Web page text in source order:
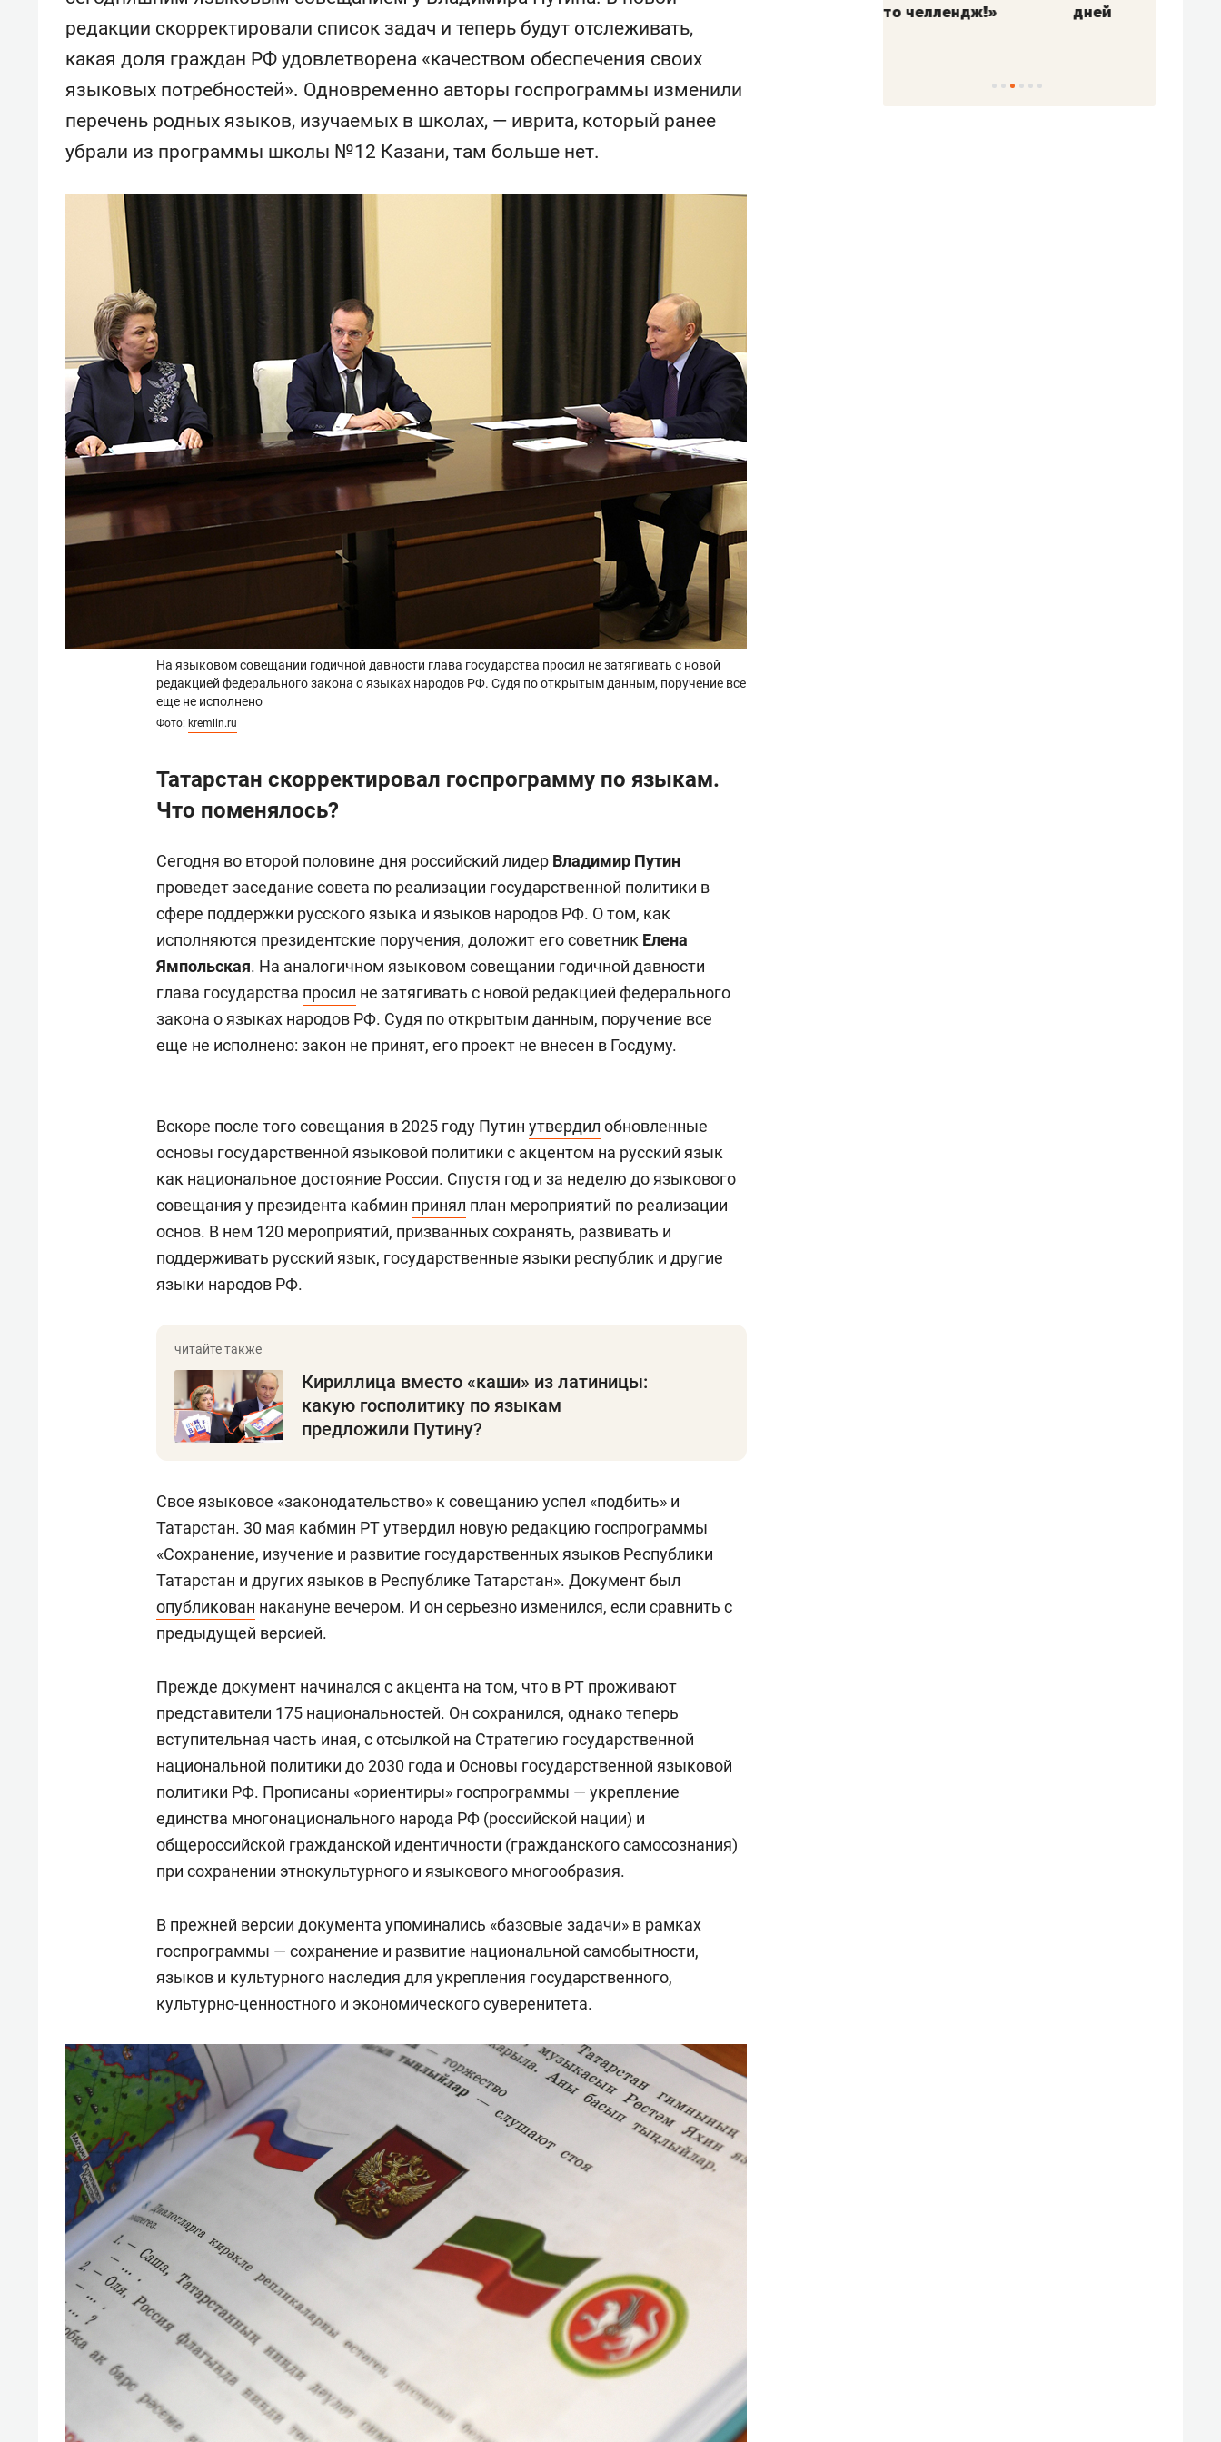
редакции скорректировали список задач и теперь будут отслеживать,
какая доля граждан РФ удовлетворена «качеством обеспечения своих
языковых потребностей». Одновременно авторы госпрограммы изменили
перечень родных языков, изучаемых в школах, — иврита, который ранее
убрали из программы школы №12 Казани, там больше нет.
На языковом совещании годичной давности глава государства просил не затягивать с новой
редакцией федерального закона о языках народов РФ. Судя по открытым данным, поручение все
еще не исполнено
Фото: kremlin.ru
Татарстан скорректировал госпрограмму по языкам.
Что поменялось?
Сегодня во второй половине дня российский лидер Владимир Путин
проведет заседание совета по реализации государственной политики в
сфере поддержки русского языка и языков народов РФ. О том, как
исполняются президентские поручения, доложит его советник Елена
Ямпольская. На аналогичном языковом совещании годичной давности
глава государства просил не затягивать с новой редакцией федерального
закона о языках народов РФ. Судя по открытым данным, поручение все
еще не исполнено: закон не принят, его проект не внесен в Госдуму.
Вскоре после того совещания в 2025 году Путин утвердил обновленные
основы государственной языковой политики с акцентом на русский язык
как национальное достояние России. Спустя год и за неделю до языкового
совещания у президента кабмин принял план мероприятий по реализации
основ. В нем 120 мероприятий, призванных сохранять, развивать и
поддерживать русский язык, государственные языки республик и другие
языки народов РФ.
Кириллица вместо «каши» из латиницы:
какую госполитику по языкам
предложили Путину?
Свое языковое «законодательство» к совещанию успел «подбить» и
Татарстан. 30 мая кабмин РТ утвердил новую редакцию госпрограммы
«Сохранение, изучение и развитие государственных языков Республики
Татарстан и других языков в Республике Татарстан». Документбыл
опубликован накануне вечером. И он серьезно изменился, если сравнить с
предыдущей версией.
Прежде документ начинался с акцента на том, что в РТ проживают
представители 175 национальностей. Он сохранился, однако теперь
вступительная часть иная, с отсылкой на Стратегию государственной
национальной политики до 2030 года и Основы государственной языковой
политики РФ. Прописаны «ориентиры» госпрограммы — укрепление
единства многонационального народа РФ (российской нации) и
общероссийской гражданской идентичности (гражданского самосознания)
при сохранении этнокультурного и языкового многообразия.
В прежней версии документа упоминались «базовые задачи» в рамках
госпрограммы — сохранение и развитие национальной самобытности,
языков и культурного наследия для укрепления государственного,
культурно-ценностного и экономического суверенитета.
спорта
свою сверхнагрузку
стрессом»
дней